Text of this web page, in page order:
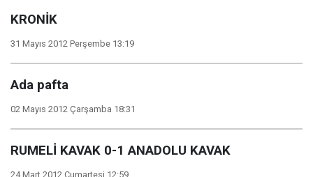
KRONİK
31 Mayıs 2012 Perşembe 13:19
Ada pafta
02 Mayıs 2012 Çarşamba 18:31
RUMELİ KAVAK 0-1 ANADOLU KAVAK
24 Mart 2012 Cumartesi 12:59